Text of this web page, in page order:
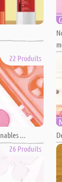
22 Produits
...
26 Produits